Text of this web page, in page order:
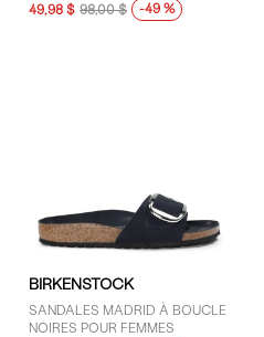
Herschel Supply Co. (1)
AFFICHER PLUS
PRIX
101 $ - 125 $ (15)
49,98 $ 98,00 $ -49 %
BIRKENSTOCK
SANDALES MADRID À BOUCLE
NOIRES POUR FEMMES